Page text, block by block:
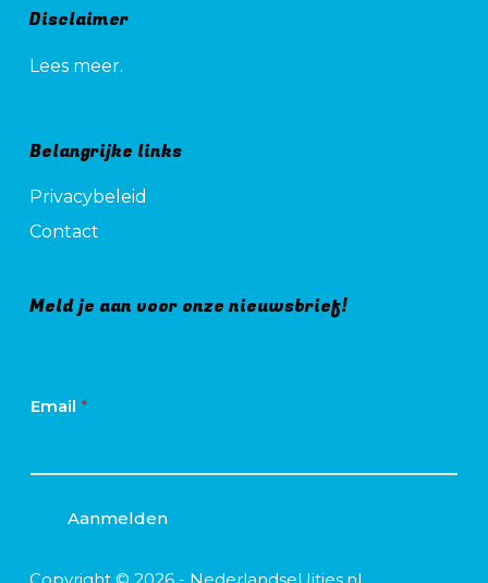
Disclaimer
Lees meer.
Belangrijke links
Privacybeleid
Contact
Meld je aan voor onze nieuwsbrief!
Email *
Aanmelden
Copyright © 2026 - NederlandseUitjes.nl